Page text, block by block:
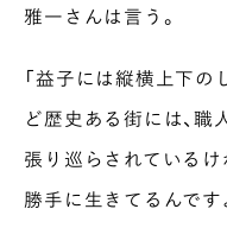
雅一さんは言う。
「益子には縦横上下
ど歴史ある街には、
張り巡らされている
勝手に生きてるんで